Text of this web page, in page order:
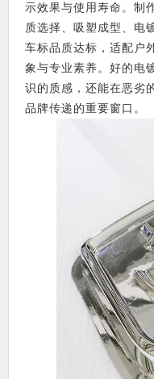
示效果与使用寿命。制
质选择、吸塑成型、电
车标品质达标，适配户
象与专业素养。好的电
识的质感，还能在恶劣
品牌传递的重要窗口。